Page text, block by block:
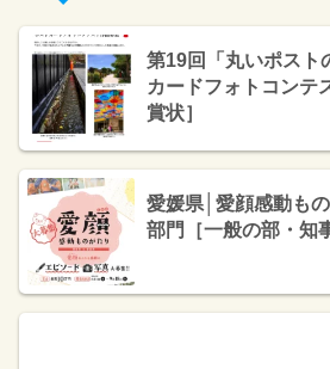
第19回「丸いポスト
カードフォトコンテ
賞状］
愛媛県│愛顔感動も
部門［一般の部・知